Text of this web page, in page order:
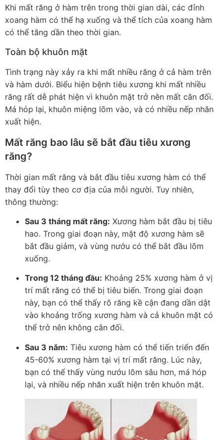
Khi mất răng ở hàm trên trong thời gian dài, các đỉnh
xoang hàm có thể hạ xuống và thể tích của xoang hàm
có thể tăng dần theo thời gian.
Toàn bộ khuôn mặt
Tình trạng này xảy ra khi mất nhiều răng ở cả hàm trên
và hàm dưới. Biểu hiện bệnh tiêu xương khi mất nhiều
răng rất dễ phát hiện vì khuôn mặt trở nên mất cân đối.
Má hóp lại, khuôn miệng lõm vào, và có nhiều nếp nhăn
xuất hiện.
Mất răng bao lâu sẽ bắt đầu tiêu xương
răng?
Thời gian mất răng và bắt đầu tiêu xương hàm có thể
thay đổi tùy theo cơ địa của mỗi người. Tuy nhiên,
thông thường:
Sau 3 tháng mất răng: Xương hàm bắt đầu bị tiêu
hao. Trong giai đoạn này, mật độ xương hàm sẽ
bắt đầu giảm, và vùng nướu có thể bắt đầu lõm
xuống.
Trong 12 tháng đầu: Khoảng 25% xương hàm ở vị
trí mất răng có thể bị tiêu biến. Trong giai đoạn
này, bạn có thể thấy rõ răng kề cận đang dần dật
vào khoảng trống xương hàm và cả khuôn mặt có
thể trở nên không cân đối.
Sau 3 năm: Tiêu xương hàm có thể tiến triển đến
45-60% xương hàm tại vị trí mất răng. Lúc này,
bạn có thể thấy vùng nướu lõm sâu hơn, má hóp
lại, và nhiều nếp nhăn xuất hiện trên khuôn mặt.